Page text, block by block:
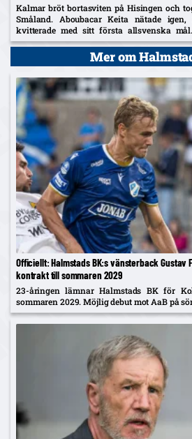
Kalmar bröt bortasviten på Hisingen och
Småland. Aboubacar Keita nätade
kvitterade med sitt första allsvenska
Kalmar kliver upp på tionde plats.
Mer om
Officiellt: Halmstads BK:s vänsterback Gustav
kontrakt till sommaren 2029
23-åringen lämnar Halmstads BK för
sommaren 2029. Möjlig debut mot AaB på